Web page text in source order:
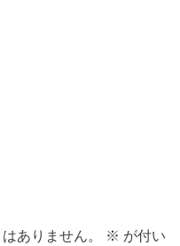
ありません。 ※ が付い